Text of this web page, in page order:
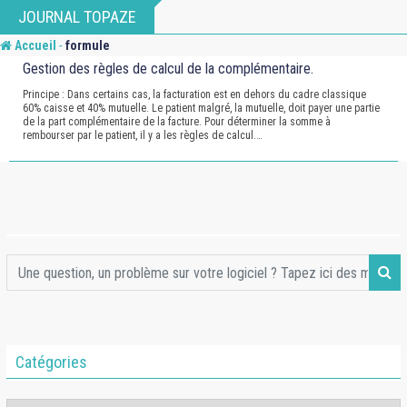
to
content
JOURNAL TOPAZE
Accueil -formule
Gestion des règles de calcul de la complémentaire.
Principe : Dans certains cas, la facturation est en dehors du cadre classique
60% caisse et 40% mutuelle. Le patient malgré, la mutuelle, doit payer une partie
de la part complémentaire de la facture. Pour déterminer la somme à
rembourser par le patient, il y a les règles de calcul.…
Catégories